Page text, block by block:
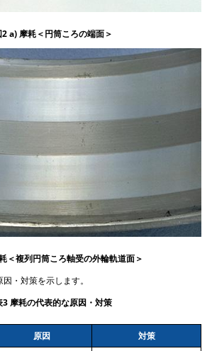
2 a) 摩耗＜円筒ころの端面＞
＜複列円筒ころ軸受の外輪軌道面＞
・対策を示します。
3 摩耗の代表的な原因・対策
原因 対策